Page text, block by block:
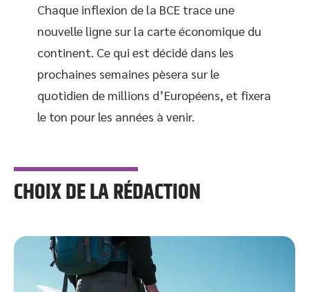
Chaque inflexion de la BCE trace une
nouvelle ligne sur la carte économique du
continent. Ce qui est décidé dans les
prochaines semaines pèsera sur le
quotidien de millions d’Européens, et fixera
le ton pour les années à venir.
CHOIX DE LA RÉDACTION